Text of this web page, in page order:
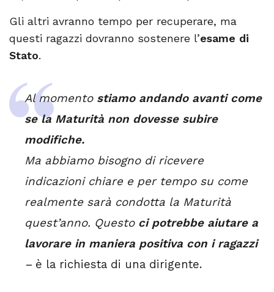
Gli altri avranno tempo per recuperare, ma
questi ragazzi dovranno sostenere l’esame di
Stato.
Al momento stiamo andando avanti come
se la Maturità non dovesse subire
modifiche.
Ma abbiamo bisogno di ricevere
indicazioni chiare e per tempo su come
realmente sarà condotta la Maturità
quest’anno. Questo ci potrebbe aiutare a
lavorare in maniera positiva con i ragazzi
– è la richiesta di una dirigente.